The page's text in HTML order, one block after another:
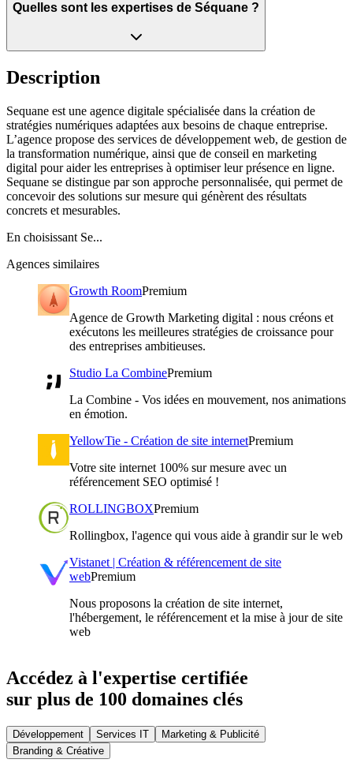
Quelles sont les expertises de Séquane ?
Description
Sequane est une agence digitale spécialisée dans la création de
stratégies numériques adaptées aux besoins de chaque entreprise.
L’agence propose des services de développement web, de gestion de
la transformation numérique, ainsi que de conseil en marketing
digital pour aider les entreprises à optimiser leur présence en ligne.
Sequane se distingue par son approche personnalisée, qui permet de
concevoir des solutions sur mesure qui génèrent des résultats
concrets et mesurables.
En choisissant Se...
Agences similaires
Growth RoomPremium
Agence de Growth Marketing digital : nous créons et
exécutons les meilleures stratégies de croissance pour
des entreprises ambitieuses.
Studio La CombinePremium
La Combine - Vos idées en mouvement, nos animations
en émotion.
YellowTie - Création de site internetPremium
Votre site internet 100% sur mesure avec un
référencement SEO optimisé !
ROLLINGBOXPremium
Rollingbox, l'agence qui vous aide à grandir sur le web
Vistanet | Création & référencement de site
webPremium
Nous proposons la création de site internet,
l'hébergement, le référencement et la mise à jour de site
web
Accédez à l'expertise certifiée
sur plus de 100 domaines clés
Développement Services IT
Marketing & Publicité
Branding & Créative